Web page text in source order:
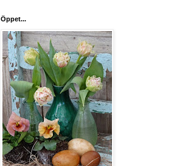
Öppet...